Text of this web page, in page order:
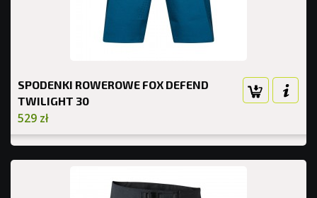
SPODENKI ROWEROWE FOX DEFEND
TWILIGHT 30
529 zł